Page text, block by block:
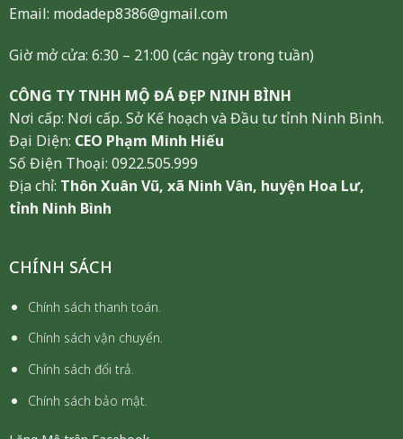
Email: modadep8386@gmail.com
Giờ mở cửa: 6:30 – 21:00 (các ngày trong tuần)
CÔNG TY TNHH MỘ ĐÁ ĐẸP NINH BÌNH
Nơi cấp: Nơi cấp. Sở Kế hoạch và Đầu tư tỉnh Ninh Bình.
Đại Diện: CEO Phạm Minh Hiếu
Số Điện Thoại: 0922.505.999
Địa chỉ: Thôn Xuân Vũ, xã Ninh Vân, huyện Hoa Lư,
tỉnh Ninh Bình
CHÍNH SÁCH
Chính sách thanh toán.
Chính sách vận chuyển.
Chính sách đổi trả.
Chính sách bảo mật.